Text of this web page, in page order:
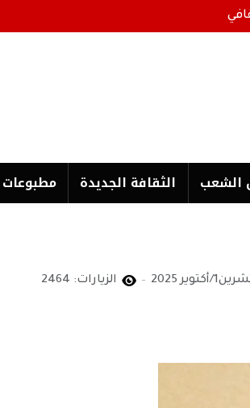
الشعب الثقافة الجدیدة مطبوعات
الزيارات: 2464